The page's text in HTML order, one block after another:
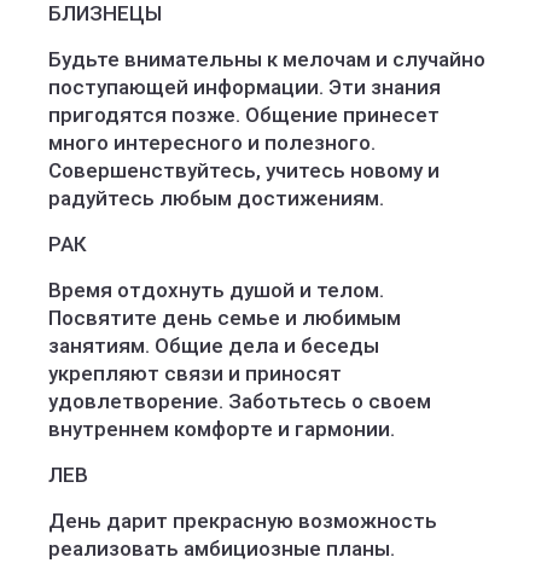
БЛИЗНЕЦЫ
Будьте внимательны к мелочам и случайно
поступающей информации. Эти знания
пригодятся позже. Общение принесет
много интересного и полезного.
Совершенствуйтесь, учитесь новому и
радуйтесь любым достижениям.
РАК
Время отдохнуть душой и телом.
Посвятите день семье и любимым
занятиям. Общие дела и беседы
укрепляют связи и приносят
удовлетворение. Заботьтесь о своем
внутреннем комфорте и гармонии.
ЛЕВ
День дарит прекрасную возможность
реализовать амбициозные планы.